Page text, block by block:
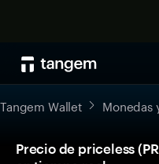
Tangem Wallet Monedas
Precio de priceless